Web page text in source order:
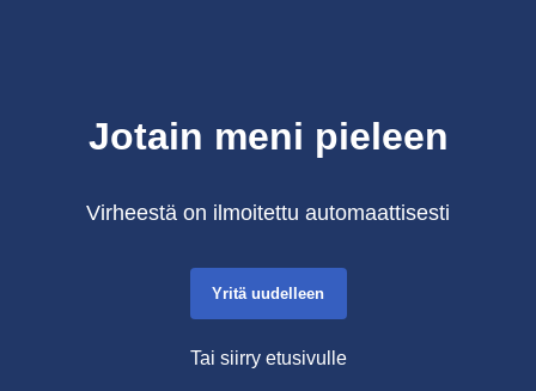
Jotain meni pieleen
Virheestä on ilmoitettu automaattisesti
Yritä uudelleen
Tai siirry etusivulle